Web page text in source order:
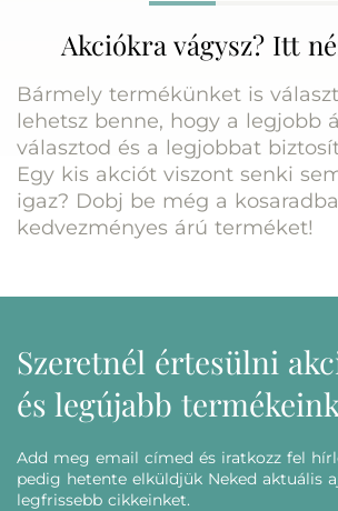
Akciókra vágysz? Itt
Bármely termékünket is
lehetsz benne, hogy a legjobb
választod és a legjobbat
Egy kis akciót viszont senki
igaz? Dobj be még a
kedvezményes árú terméket!
Szeretnél értesülni
és legújabb
Add meg email címed és iratkozz fel
pedig hetente elküldjük Neked aktuális
legfrissebb cikkeinket.